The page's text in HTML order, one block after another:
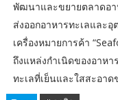
พัฒนาและขยายตลาดอา
ส่งออกอาหารทะเลและอุ
เครื่องหมายการค้า
ถึงแหล่งกำเนิดของอาหา
ทะเลที่เย็นและใสสะอาด